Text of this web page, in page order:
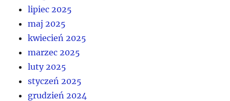
lipiec 2025
maj 2025
kwiecień 2025
marzec 2025
luty 2025
styczeń 2025
grudzień 2024